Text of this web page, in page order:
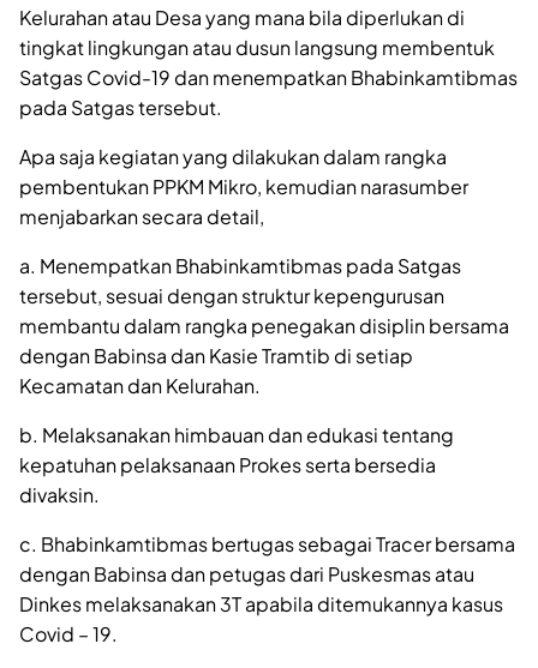
Kelurahan atau Desa yang mana bila diperlukan di
tingkat lingkungan atau dusun langsung membentuk
Satgas Covid-19 dan menempatkan Bhabinkamtibmas
pada Satgas tersebut.
Apa saja kegiatan yang dilakukan dalam rangka
pembentukan PPKM Mikro, kemudian narasumber
menjabarkan secara detail,
a. Menempatkan Bhabinkamtibmas pada Satgas
tersebut, sesuai dengan struktur kepengurusan
membantu dalam rangka penegakan disiplin bersama
dengan Babinsa dan Kasie Tramtib di setiap
Kecamatan dan Kelurahan.
b. Melaksanakan himbauan dan edukasi tentang
kepatuhan pelaksanaan Prokes serta bersedia
divaksin.
c. Bhabinkamtibmas bertugas sebagai Tracer bersama
dengan Babinsa dan petugas dari Puskesmas atau
Dinkes melaksanakan 3T apabila ditemukannya kasus
Covid – 19.